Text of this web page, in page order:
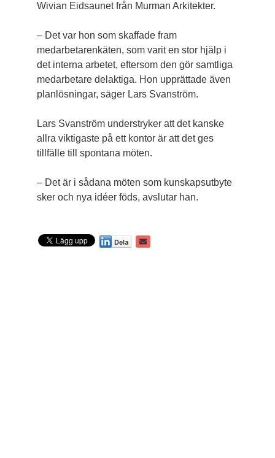
Wivian Eidsaunet från Murman Arkitekter.
– Det var hon som skaffade fram
medarbetarenkäten, som varit en stor hjälp i
det interna arbetet, eftersom den gör samtliga
medarbetare delaktiga. Hon upprättade även
planlösningar, säger Lars Svanström.
Lars Svanström understryker att det kanske
allra viktigaste på ett kontor är att det ges
tillfälle till spontana möten.
– Det är i sådana möten som kunskapsutbyte
sker och nya idéer föds, avslutar han.